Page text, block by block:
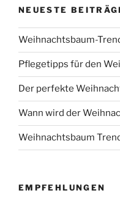
NEUESTE
Weihnachtsbaum-
Pflegetipps für den
Der perfekte
Wann wird der
Weihnachtsbaum
EMPFEHLUNGEN